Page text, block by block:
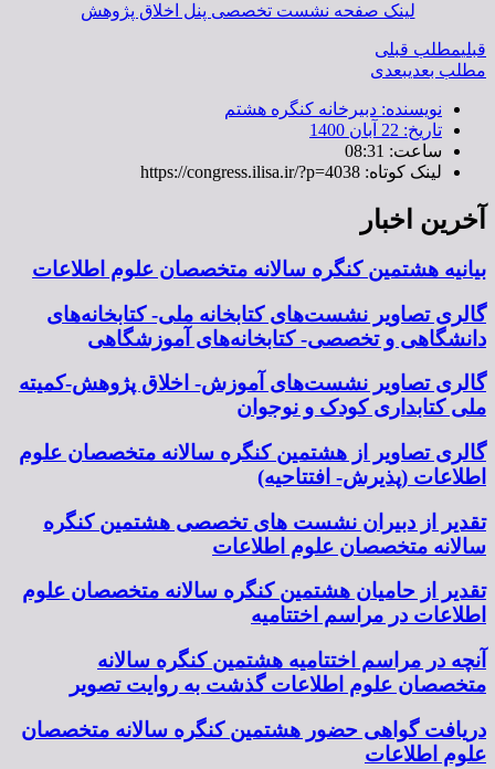
لینک صفحه نشست تخصصی پنل اخلاق پژوهش
قبلیمطلب قبلی
مطلب بعدیبعدی
نویسنده: دبیرخانه کنگره هشتم
تاریخ: 22 آبان 1400
ساعت: 08:31
لینک کوتاه: https://congress.ilisa.ir/?p=4038
آخرین اخبار
بیانیه هشتمین کنگره سالانه متخصصان علوم اطلاعات
گالری تصاویر نشست‌های کتابخانه ملی- کتابخانه‌های
دانشگاهی و تخصصی- کتابخانه‌های آموزشگاهی
گالری تصاویر نشست‌های آموزش- اخلاق پژوهش-کمیته
ملی کتابداری کودک و نوجوان
گالری تصاویر از هشتمین کنگره سالانه متخصصان علوم
اطلاعات (پذیرش- افتتاحیه)
تقدیر از دبیران نشست های تخصصی هشتمین کنگره
سالانه متخصصان علوم اطلاعات
تقدیر از حامیان هشتمین کنگره سالانه متخصصان علوم
اطلاعات در مراسم اختتامیه
آنچه در مراسم اختتامیه هشتمین کنگره سالانه
متخصصان علوم اطلاعات گذشت به روایت تصویر
دریافت گواهی حضور هشتمین کنگره سالانه متخصصان
علوم اطلاعات